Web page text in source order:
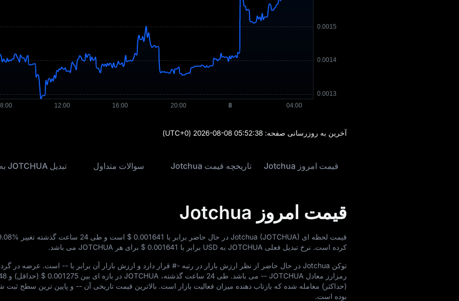
آخرین به‌ روزرسانی صفحه: 2026-08-08 05:52:38
(UTC+0)
قیمت امروز Jotchua تاریخچه قیمت Jotchua سوالات متداول تبدیل JOTCHUA به USD
قیمت امروز Jotchua
قیمت لحظه‌ ای Jotchua (JOTCHUA) در حال حاضر برابر با $ 0.001641 است و طی 24 ساعت گذشته تغییر
کرده است. نرخ تبدیل فعلی JOTCHUA به USD برابر با
$ 0.001641 برای هر JOTCHUA می‌ باشد.
توکن Jotchua در حال حاضر از نظر ارزش بازار در رتبه #- قرار دارد و ارزش بازار آن برابر با -- است. عرضه در
رمزارز معادل -- JOTCHUA می‌ باشد. طی 24 ساعت گذشته، JOTCHUA در بازه‌ ای بین $ 0.001275 (حداقل) و
(حداکثر) معامله شده که بازتاب‌ دهنده میزان فعالیت بازار است. بالاترین قیمت تاریخی آن -- و پایین‌ ترین سطح ثبت‌
بوده است.